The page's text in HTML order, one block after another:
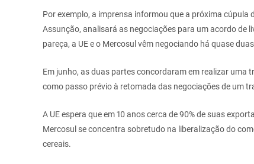
Por exemplo, a imprensa informou que a próxima cúpula
Assunção, analisará as negociações para um acordo de
pareça, a UE e o Mercosul vêm negociando há quase
Em junho, as duas partes concordaram em realizar
como passo prévio à retomada das negociações de um
A UE espera que em 10 anos cerca de 90% de suas
Mercosul se concentra sobretudo na liberalização do
cereais.